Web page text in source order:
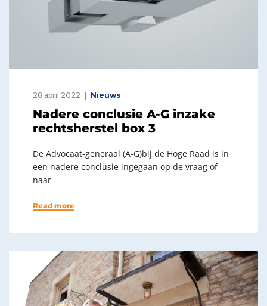
28 april 2022 Nieuws
Nadere conclusie A-G inzake
rechtsherstel box 3
De Advocaat-generaal (A-G)bij de Hoge Raad is in
een nadere conclusie ingegaan op de vraag of
naar
Read more